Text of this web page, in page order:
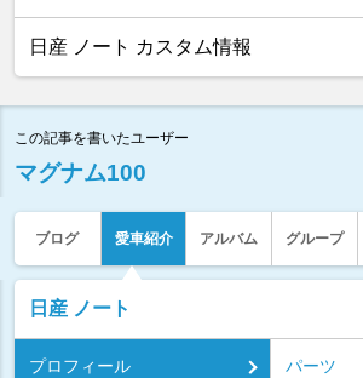
日産 ノート カスタム情報
この記事を書いたユーザー
マグナム100
ブログ 愛車紹介 アルバム グループ
日産 ノート
プロフィール パーツ